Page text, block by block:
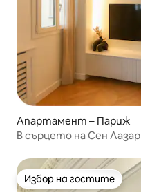
Апартамент – Париж
В сърцето на Сен Лазар
Избор на гостите
Избор на гостите